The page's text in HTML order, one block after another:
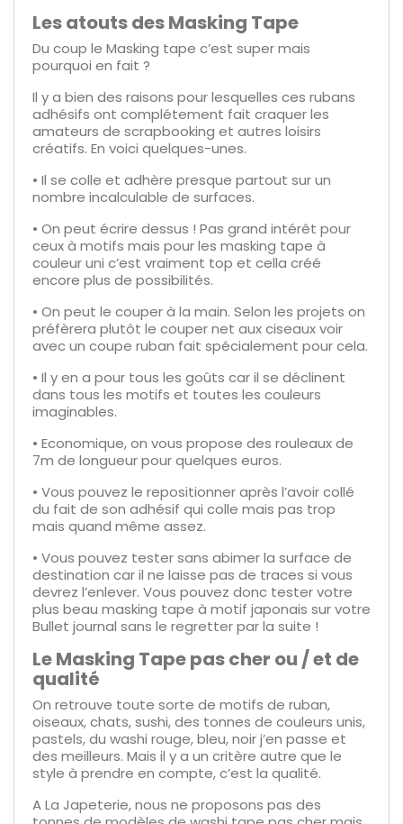
Les atouts des Masking Tape
Du coup le Masking tape c’est super mais
pourquoi en fait ?
Il y a bien des raisons pour lesquelles ces rubans
adhésifs ont complétement fait craquer les
amateurs de scrapbooking et autres loisirs
créatifs. En voici quelques-unes.
• Il se colle et adhère presque partout sur un
nombre incalculable de surfaces.
• On peut écrire dessus ! Pas grand intérêt pour
ceux à motifs mais pour les masking tape à
couleur uni c’est vraiment top et cella créé
encore plus de possibilités.
• On peut le couper à la main. Selon les projets on
préfèrera plutôt le couper net aux ciseaux voir
avec un coupe ruban fait spécialement pour cela.
• Il y en a pour tous les goûts car il se déclinent
dans tous les motifs et toutes les couleurs
imaginables.
• Economique, on vous propose des rouleaux de
7m de longueur pour quelques euros.
• Vous pouvez le repositionner après l’avoir collé
du fait de son adhésif qui colle mais pas trop
mais quand même assez.
• Vous pouvez tester sans abimer la surface de
destination car il ne laisse pas de traces si vous
devrez l’enlever. Vous pouvez donc tester votre
plus beau masking tape à motif japonais sur votre
Bullet journal sans le regretter par la suite !
Le Masking Tape pas cher ou / et de
qualité
On retrouve toute sorte de motifs de ruban,
oiseaux, chats, sushi, des tonnes de couleurs unis,
pastels, du washi rouge, bleu, noir j’en passe et
des meilleurs. Mais il y a un critère autre que le
style à prendre en compte, c’est la qualité.
A La Japeterie, nous ne proposons pas des